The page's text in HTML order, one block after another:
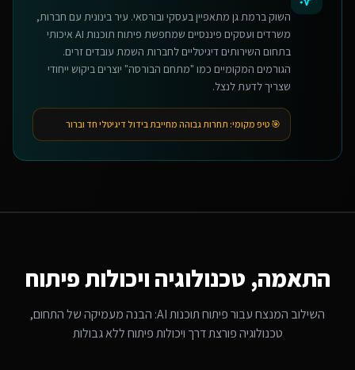
השוק ברמת גן מתאפיין בעסקי ובורסאי. עיר בינונית עם חברות,
משרדים ועסקים פיננסיים שמחפשת פיתוח תוכנות AI איכותי
בתחום השירותים דיגיטליים לחברות השמת עובדים זרים.
הגורמים המקומיים כמו "מתחם הבורסה" יוצרים ביקוש ייחודי
שצריך לדעת לנצל.
🎯 טיפ מקומי: תחרות גבוהה מחייבת בידול דיגיטלי חד וברור
התאמה, טכנולוגיה ויכולות פיתוח
השילוב המנצח עבורפיתוח תוכנות AI
: הבנה מעמיקה של התחום,
טכנולוגיה פורצת דרך ויכולות פיתוח ללא גבולות